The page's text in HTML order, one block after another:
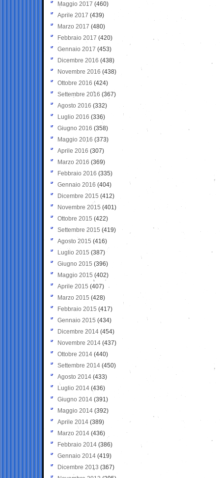
Maggio 2017 (460)
Aprile 2017 (439)
Marzo 2017 (480)
Febbraio 2017 (420)
Gennaio 2017 (453)
Dicembre 2016 (438)
Novembre 2016 (438)
Ottobre 2016 (424)
Settembre 2016 (367)
Agosto 2016 (332)
Luglio 2016 (336)
Giugno 2016 (358)
Maggio 2016 (373)
Aprile 2016 (307)
Marzo 2016 (369)
Febbraio 2016 (335)
Gennaio 2016 (404)
Dicembre 2015 (412)
Novembre 2015 (401)
Ottobre 2015 (422)
Settembre 2015 (419)
Agosto 2015 (416)
Luglio 2015 (387)
Giugno 2015 (396)
Maggio 2015 (402)
Aprile 2015 (407)
Marzo 2015 (428)
Febbraio 2015 (417)
Gennaio 2015 (434)
Dicembre 2014 (454)
Novembre 2014 (437)
Ottobre 2014 (440)
Settembre 2014 (450)
Agosto 2014 (433)
Luglio 2014 (436)
Giugno 2014 (391)
Maggio 2014 (392)
Aprile 2014 (389)
Marzo 2014 (436)
Febbraio 2014 (386)
Gennaio 2014 (419)
Dicembre 2013 (367)